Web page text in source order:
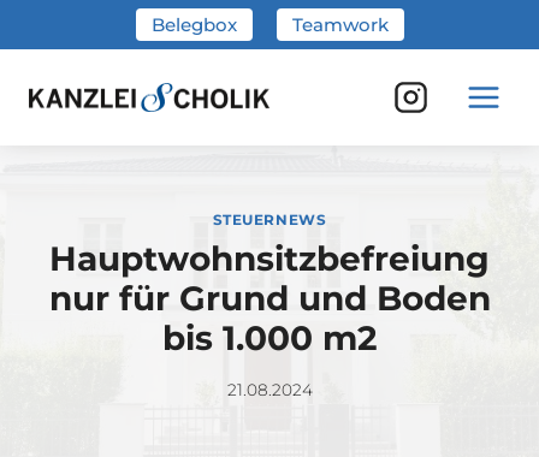
Inhalt
springen
Belegbox Teamwork
STEUERNEWS
Hauptwohnsitzbefreiung
nur für Grund und Boden
bis 1.000 m2
21.08.2024